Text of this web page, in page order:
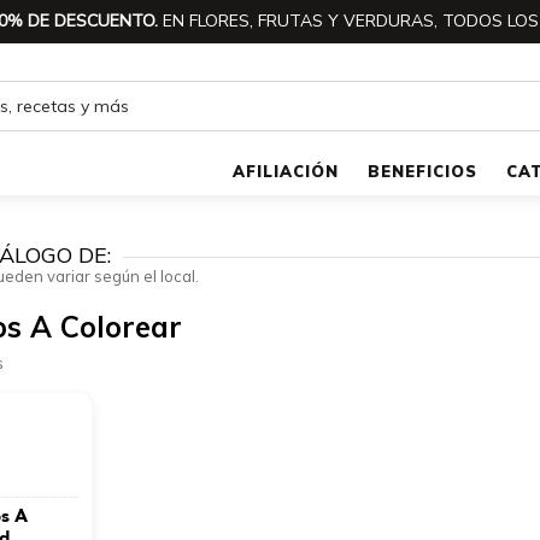
DE DESCUENTO. EN FLORES, FRUTAS Y VERDURAS, TODOS
AFILIACIÓN BENEFICIOS
DE:
variar según el local.
A Colorear
A